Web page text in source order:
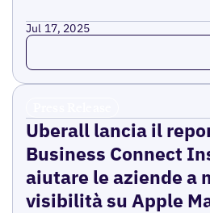
Jul 17, 2025
Read more
Uberall lancia il
Business Connect
aiutare le aziende a
visibilità su Apple